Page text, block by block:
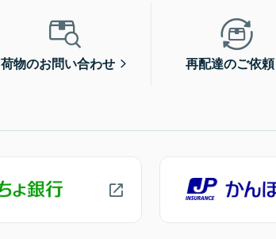
荷物のお問い合わせ 再配達のご依頼